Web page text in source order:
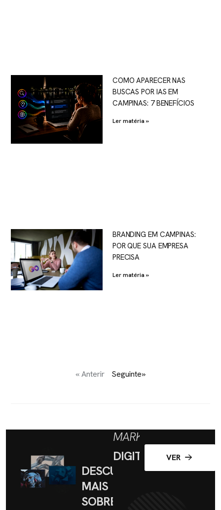
COMO APARECER NAS
BUSCAS POR IAS EM
CAMPINAS: 7 BENEFÍCIOS
Ler matéria »
BRANDING EM CAMPINAS:
POR QUE SUA EMPRESA
PRECISA
Ler matéria »
« Anterir Seguinte»
DESCUBRA
MAIS
SOBRE
MARKETING
DIGITAL
VER